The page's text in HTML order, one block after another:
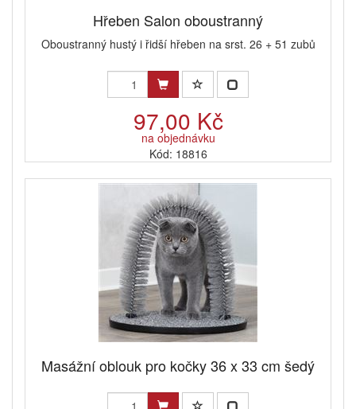
Hřeben Salon oboustranný
Oboustranný hustý i řidší hřeben na srst. 26 + 51 zubů
97,00 Kč
na objednávku
Kód: 18816
Masážní oblouk pro kočky 36 x 33 cm šedý